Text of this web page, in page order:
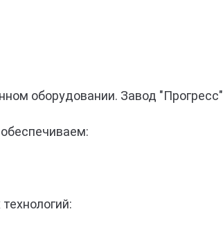
оборудовании. Завод "Прогресс"